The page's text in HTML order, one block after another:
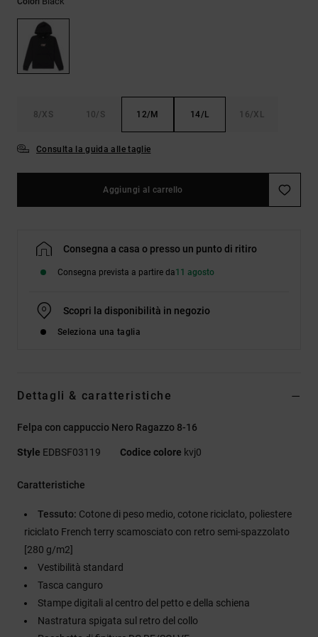
modulo di
contatto.
le FAQ
8/XS 10/S 12/M 14/L 16/XL
Consulta la guida alle taglie
Aggiungi al carrello
Consegna a casa o presso un punto di ritiro
Consegna prevista a partire da11 agosto
Scopri la disponibilità in negozio
Seleziona una taglia
Dettagli & caratteristiche
Felpa con cappuccio Nero Ragazzo 8-16
Style EDBSF03119 Codice colore kvj0
Caratteristiche
Tessuto: Cotone di peso medio, cotone riciclato, poliestere
riciclato French terry scamosciato con retro semi-spazzolato
[280 g/m2]
Vestibilità standard
Tasca canguro
Stampe digitali al centro del petto e della schiena
Nastratura spigata sul retro del collo